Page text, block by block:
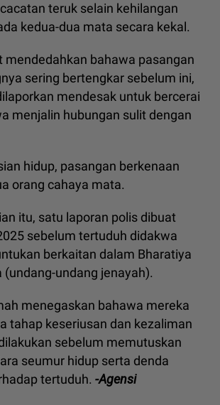
teruk selain kehilangan
kedua-dua mata secara kekal.
mendedahkan bahawa pasangan
sering bertengkar sebelum ini,
mendesak untuk bercerai
menjalin hubungan sulit dengan
hidup, pasangan berkenaan
orang cahaya mata.
itu, satu laporan polis dibuat
sebelum tertuduh didakwa
berkaitan dalam Bharatiya
(undang-undang jenayah).
menegaskan bahawa mereka
tahap keseriusan dan kezaliman
sebelum memutuskan
seumur hidup serta denda
tertuduh. -Agensi